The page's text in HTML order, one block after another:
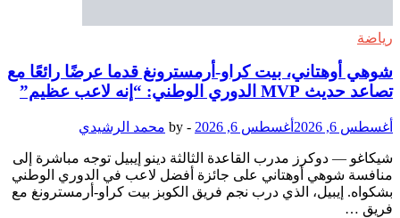
رياضة
شوهي أوهتاني، بيت كراو-أرمسترونغ قدما عرضًا رائعًا مع
تصاعد حديث MVP الدوري الوطني: “إنه لاعب عظيم”
أغسطس 6, 2026 أغسطس 6, 2026 -
by محمد الرشيدي
شيكاغو — دوكرز مدرب القاعدة الثالثة دينو إيبيل توجه مباشرة إلى
منافسة شوهي أوهتاني على جائزة أفضل لاعب في الدوري الوطني
بشكواه. إيبيل، الذي درب نجم فريق الكوبز بيت كراو-أرمسترونغ مع
فريق …